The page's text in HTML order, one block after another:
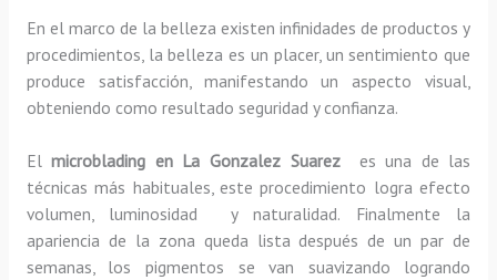
En el marco de la belleza existen infinidades de productos y
procedimientos, la belleza es un placer, un sentimiento que
produce satisfacción, manifestando un aspecto visual,
obteniendo como resultado seguridad y confianza.
Elmicroblading en La Gonzalez Suarez es una de las
técnicas más habituales, este procedimiento logra efecto
volumen, luminosidad y naturalidad. Finalmente la
apariencia de la zona queda lista después de un par de
semanas, los pigmentos se van suavizando logrando